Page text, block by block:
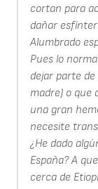
cortan para
dañar
Alumbrado
Pues lo
dejar parte
madre) o que
una gran
necesite
¿He dado
España? A
cerca de